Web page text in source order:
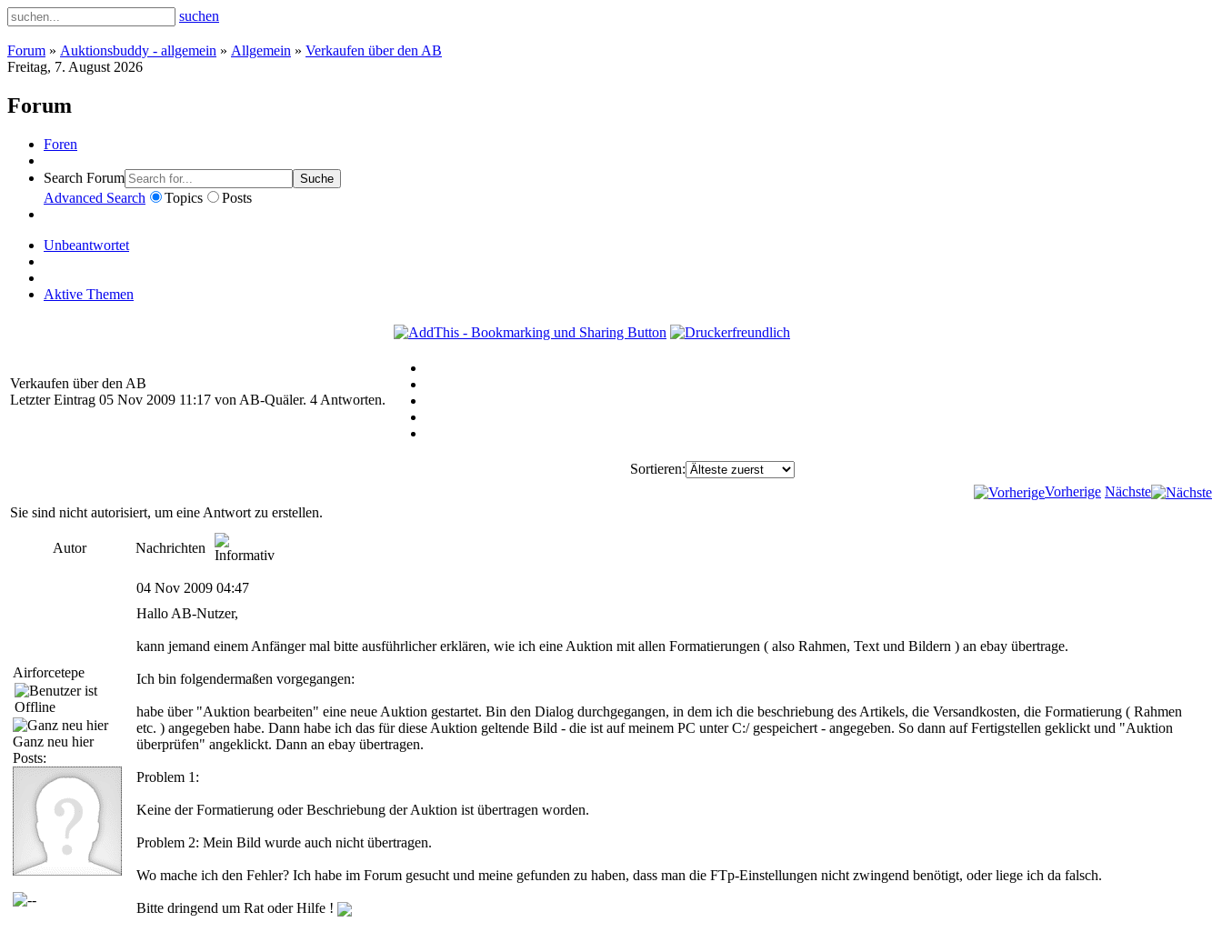
suchen
Forum » Auktionsbuddy - allgemein » Allgemein » Verkaufen über den AB
Freitag, 7. August 2026
Forum
Foren
Search Forum Suche
Advanced Search Topics Posts
Unbeantwortet
Aktive Themen
Verkaufen über den AB
Letzter Eintrag 05 Nov 2009 11:17 von AB-Quäler. 4 Antworten.
Sortieren:
Vorherige Nächste
Sie sind nicht autorisiert, um eine Antwort zu erstellen.
Autor Nachrichten
Airforcetepe
Ganz neu hier
Posts:
04 Nov 2009 04:47
Hallo AB-Nutzer,
kann jemand einem Anfänger mal bitte ausführlicher erklären, wie ich eine Auktion mit allen Formatierungen ( also Rahmen, Text und Bildern ) an ebay übertrage.
Ich bin folgendermaßen vorgegangen:
habe über "Auktion bearbeiten" eine neue Auktion gestartet. Bin den Dialog durchgegangen, in dem ich die beschriebung des Artikels, die Versandkosten, die Formatierung ( Rahmen
etc. ) angegeben habe. Dann habe ich das für diese Auktion geltende Bild - die ist auf meinem PC unter C:/ gespeichert - angegeben. So dann auf Fertigstellen geklickt und "Auktion
überprüfen" angeklickt. Dann an ebay übertragen.
Problem 1:
Keine der Formatierung oder Beschriebung der Auktion ist übertragen worden.
Problem 2: Mein Bild wurde auch nicht übertragen.
Wo mache ich den Fehler? Ich habe im Forum gesucht und meine gefunden zu haben, dass man die FTp-Einstellungen nicht zwingend benötigt, oder liege ich da falsch.
Bitte dringend um Rat oder Hilfe !